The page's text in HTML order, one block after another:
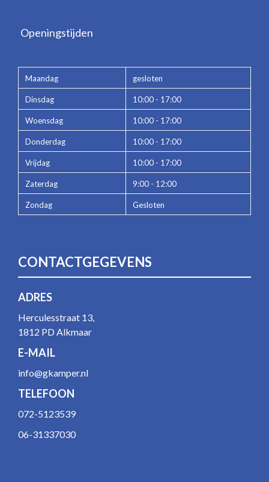
Openingstijden
Maandag gesloten
Dinsdag 10:00 - 17:00
Woensdag 10:00 - 17:00
Donderdag 10:00 - 17:00
Vrijdag 10:00 - 17:00
Zaterdag 9:00 - 12:00
Zondag Gesloten
CONTACTGEGEVENS
ADRES
Herculesstraat 13,
1812 PD Alkmaar
E-MAIL
info@gkamper.nl
TELEFOON
072-5123539
06-31337030